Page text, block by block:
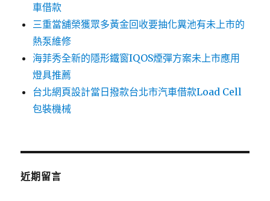
車借款
三重當舖榮獲眾多黃金回收要抽化糞池有未上市的
熱泵維修
海菲秀全新的隱形鐵窗IQOS煙彈方案未上市應用
燈具推薦
台北網頁設計當日撥款台北市汽車借款Load Cell
包裝機械
近期留言